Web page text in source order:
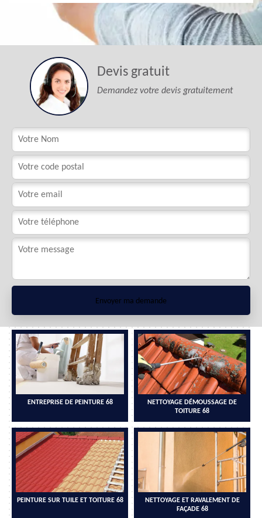
Devis gratuit
Demandez votre devis gratuitement
ENTREPRISE DE PEINTURE 68
NETTOYAGE DÉMOUSSAGE DE
TOITURE 68
PEINTURE SUR TUILE ET TOITURE 68
NETTOYAGE ET RAVALEMENT DE
FAÇADE 68